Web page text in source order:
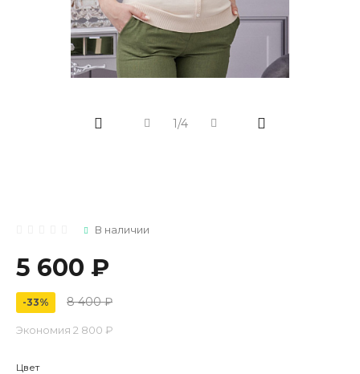
1/4
В наличии
5 600 ₽
-33% 8 400 ₽
Экономия 2 800 ₽
Цвет